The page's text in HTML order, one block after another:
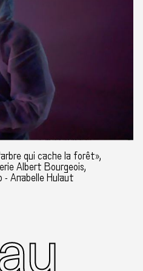
qui cache la forêt»,
Albert Bourgeois,
- Anabelle Hulaut